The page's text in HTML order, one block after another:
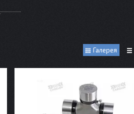
Галерея